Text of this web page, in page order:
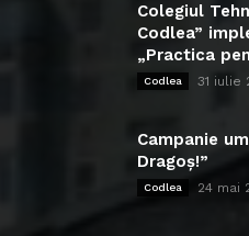
Colegiul
Codlea”
„Practica
Codlea 31 iulie
Campanie
Dragoș!”
Codlea 24 mai